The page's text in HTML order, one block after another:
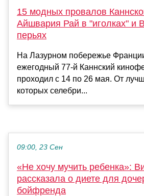
15 модных провалов
Айшвария Рай в "иголках" и
перьях
На Лазурном побережье
ежегодный 77-й Каннский
проходил с 14 по 26 мая. От
которых селебри...
09:00, 23 Сен
«Не хочу мучить ребенка»:
рассказала о диете для
бойфренда